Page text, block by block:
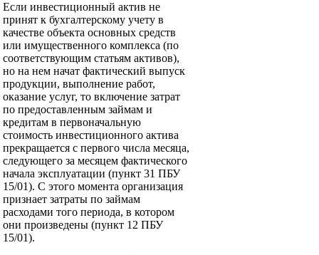
Если инвестиционный актив не
принят к бухгалтерскому учету в
качестве объекта основных средств
или имущественного комплекса (по
соответствующим статьям активов),
но на нем начат фактический выпуск
продукции, выполнение работ,
оказание услуг, то включение затрат
по предоставленным займам и
кредитам в первоначальную
стоимость инвестиционного актива
прекращается с первого числа месяца,
следующего за месяцем фактического
начала эксплуатации (пункт 31 ПБУ
15/01). С этого момента организация
признает затраты по займам
расходами того периода, в котором
они произведены (пункт 12 ПБУ
15/01).